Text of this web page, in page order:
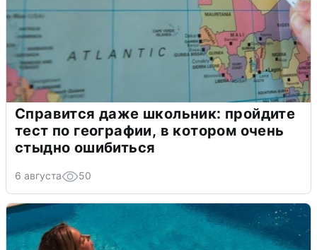
Справится даже школьник: пройдите
тест по географии, в котором очень
стыдно ошибиться
6 августа 50